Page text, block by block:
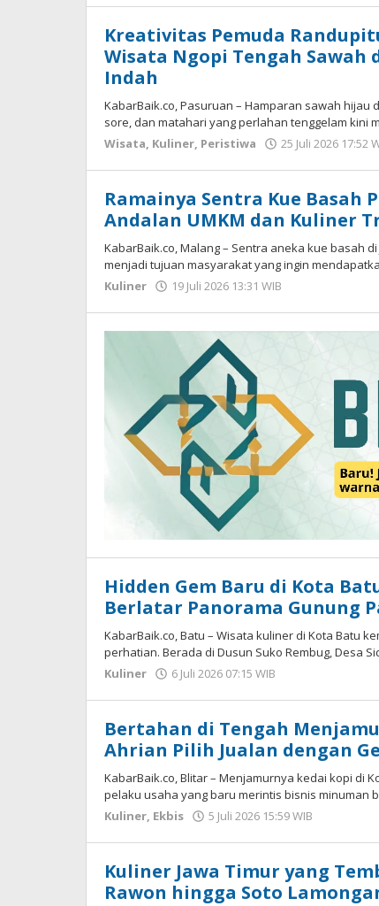
oleh
Gagah
Saputra
Kreativitas Pemuda
Wisata Ngopi Tengah Sawah
Indah
KabarBaik.co, Pasuruan – Hamparan sawah hijau
sore, dan matahari yang perlahan tenggelam kini
Wisata, Kuliner, Peristiwa 25 Juli 2026 17:52
Ramainya Sentra Kue Basah
Andalan UMKM dan Kuliner
KabarBaik.co, Malang – Sentra aneka kue basah
menjadi tujuan masyarakat yang ingin
Kuliner
19 Juli 2026 13:31 WIB
Hidden Gem Baru di Kota
Berlatar Panorama Gunung
KabarBaik.co, Batu – Wisata kuliner di Kota Batu
perhatian. Berada di Dusun Suko Rembug, Desa
Kuliner
6 Juli 2026 07:15 WIB
Bertahan di Tengah
Ahrian Pilih Jualan dengan
KabarBaik.co, Blitar – Menjamurnya kedai kopi di
pelaku usaha yang baru merintis bisnis minuman
Kuliner, Ekbis 5 Juli 2026 15:59 WIB
Kuliner Jawa Timur yang
Rawon hingga Soto